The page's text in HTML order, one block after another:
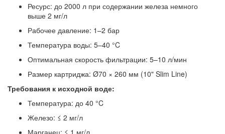
Ресурс: до 2000 л при содержании железа немного
выше 2 мг/л
Рабочее давление: 1–2 бар
Температура воды: 5–40 °C
Оптимальная скорость фильтрации: 5–10 л/мин
Размер картриджа: Ø70 × 260 мм (10" Slim Line)
Требования к исходной воде:
Температура: до 40 °C
Железо: ≤ 2 мг/л
Марганец: ≤ 1 мг/л